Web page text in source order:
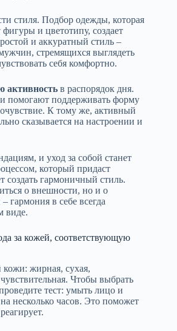
стиля. Подбор одежды, которая
и цветотипу, создает
и аккуратный стиль –
стремящихся выглядеть
себя комфортно.
активность в распорядок дня.
помогают поддерживать форму
К тому же, активный
сказывается на настроении и
и уход за собой станет
который придаст
создать гармоничный стиль.
о внешности, но и о
гармония в себе всегда
виде.
за кожей, соответствующую
жирная, сухая,
Чтобы выбрать
тест: умыть лицо и
на несколько часов. Это поможет